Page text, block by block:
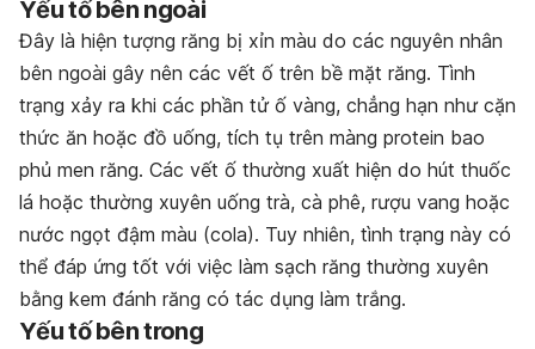
Yếu tố bên ngoài
Đây là hiện tượng răng bị xỉn màu do các nguyên nhân
bên ngoài gây nên các vết ố trên bề mặt răng. Tình
trạng xảy ra khi các phần tử ố vàng, chẳng hạn như cặn
thức ăn hoặc đồ uống, tích tụ trên màng protein bao
phủ men răng. Các vết ố thường xuất hiện do hút thuốc
lá hoặc thường xuyên uống trà, cà phê, rượu vang hoặc
nước ngọt đậm màu (cola). Tuy nhiên, tình trạng này có
thể đáp ứng tốt với việc làm sạch răng thường xuyên
bằng kem đánh răng có tác dụng làm trắng.
Yếu tố bên trong